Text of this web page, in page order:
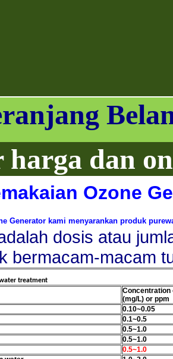
harga dan
Ozone
Generator kami menyarankan produk
dosis atau
bermacam-macam
treatment
Concentration
(mg/L) or ppm
0.10~0.05
0.1~0.5
0.5~1.0
0.5~1.0
0.5~1.0